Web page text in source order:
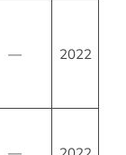
— 2022